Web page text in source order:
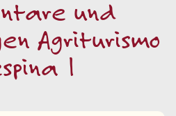
und
Agriturismo
1